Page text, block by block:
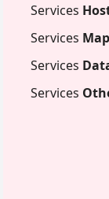
Services
Services
Services
Services